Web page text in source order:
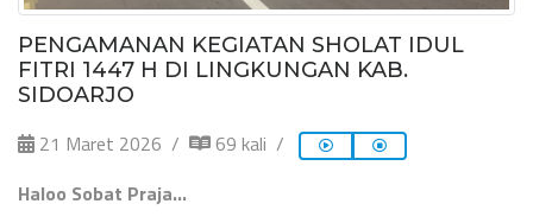
PENGAMANAN KEGIATAN SHOLAT IDUL
FITRI 1447 H DI LINGKUNGAN KAB.
SIDOARJO
21 Maret 2026
69 kali
Haloo Sobat Praja…